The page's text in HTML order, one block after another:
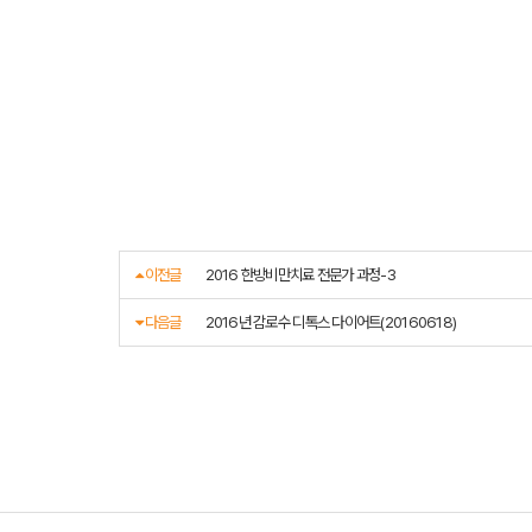
이전글 2016 한방비만치료 전문가 과정-3
다음글 2016년 감로수 디톡스 다이어트(20160618)